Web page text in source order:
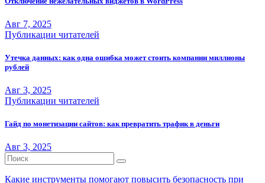
Авг 7, 2025
Публикации читателей
Утечка данных: как одна ошибка может стоить компании миллионы
рублей
Авг 3, 2025
Публикации читателей
Гайд по монетизации сайтов: как превратить трафик в деньги
Авг 3, 2025
Какие инструменты помогают повысить безопасность при